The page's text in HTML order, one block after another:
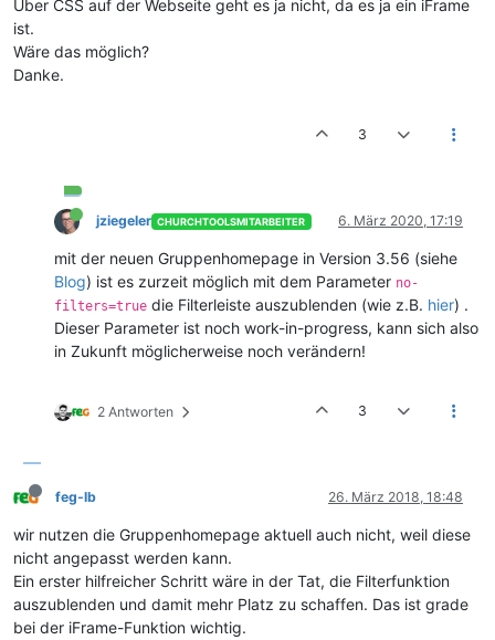
Über CSS auf der Webseite geht es ja nicht, da es ja ein iFrame
ist.
Wäre das möglich?
Danke.
3
jziegeler CHURCHTOOLSMITARBEITER 6. März 2020, 17:19
mit der neuen Gruppenhomepage in Version 3.56 (siehe
Blog) ist es zurzeit möglich mit dem Parameter no-
filters=truedie Filterleiste auszublenden (wie z.B. hier) .
Dieser Parameter ist noch work-in-progress, kann sich also
in Zukunft möglicherweise noch verändern!
2 Antworten 3
feg-lb 26. März 2018, 18:48
wir nutzen die Gruppenhomepage aktuell auch nicht, weil diese
nicht angepasst werden kann.
Ein erster hilfreicher Schritt wäre in der Tat, die Filterfunktion
auszublenden und damit mehr Platz zu schaffen. Das ist grade
bei der iFrame-Funktion wichtig.